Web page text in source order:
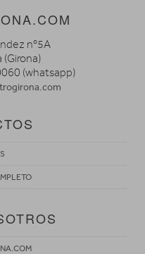
nº5A
(Girona)
(whatsapp)